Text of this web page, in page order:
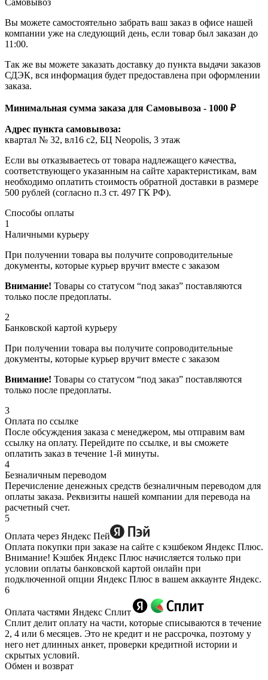
Самовывоз
Вы можете самостоятельно забрать ваш заказ в офисе нашей
компании уже на следующий день, если товар был заказан до
11:00.
Так же вы можете заказать доставку до пункта выдачи заказов
СДЭК, вся информация будет предоставлена при оформлении
заказа.
Минимальная сумма заказа для Самовывоза - 1000 ₽
Адрес пункта самовывоза:
квартал № 32, вл16 с2, БЦ Neopolis, 3 этаж
Если вы отказываетесь от товара надлежащего качества,
соответствующего указанным на сайте характеристикам, вам
необходимо оплатить стоимость обратной доставки в размере
500 рублей (согласно п.3 ст. 497 ГК РФ).
Способы оплаты
1
Наличными курьеру
При получении товара вы получите сопроводительные
документы, которые курьер вручит вместе с заказом
Внимание! Товары со статусом “под заказ” поставляются
только после предоплаты.
2
Банковской картой курьеру
При получении товара вы получите сопроводительные
документы, которые курьер вручит вместе с заказом
Внимание! Товары со статусом “под заказ” поставляются
только после предоплаты.
3
Оплата по ссылке
После обсуждения заказа с менеджером, мы отправим вам
ссылку на оплату. Перейдите по ссылке, и вы сможете
оплатить заказ в течение 1-й минуты.
4
Безналичным переводом
Перечисление денежных средств безналичным переводом для
оплаты заказа. Реквизиты нашей компании для перевода на
расчетный счет.
5
Оплата через Яндекс Пей
Оплата покупки при заказе на сайте с кэшбеком Яндекс Плюс.
Внимание! Кэшбек Яндекс Плюс начисляется только при
условии оплаты банковской картой онлайн при
подключенной опции Яндекс Плюс в вашем аккаунте Яндекс.
6
Оплата частями Яндекс Сплит
Сплит делит оплату на части, которые списываются в течение
2, 4 или 6 месяцев. Это не кредит и не рассрочка, поэтому у
него нет длинных анкет, проверки кредитной истории и
скрытых условий.
Обмен и возврат